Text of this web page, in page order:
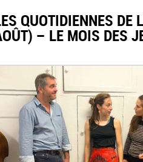
QUOTIDIENNES
– LE MOIS DES